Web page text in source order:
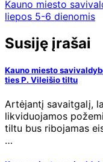
Kauno miesto
liepos 5-6 dienomis
Susiję įrašai
Kauno miesto
ties P. Vileišio tiltu
Artėjantį savaitgalį,
likviduojamos
tiltu bus ribojamas
…